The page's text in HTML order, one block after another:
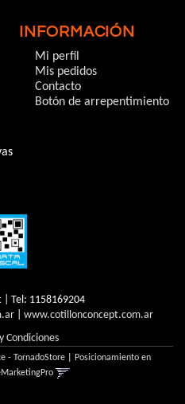
INFORMACIÓN
Mi perfil
Mis pedidos
Contacto
Botón de arrepentimiento
| Tel: 1158169204
www.cotillonconcept.com.ar
Condiciones
- TornadoStore|
Posicionamiento en